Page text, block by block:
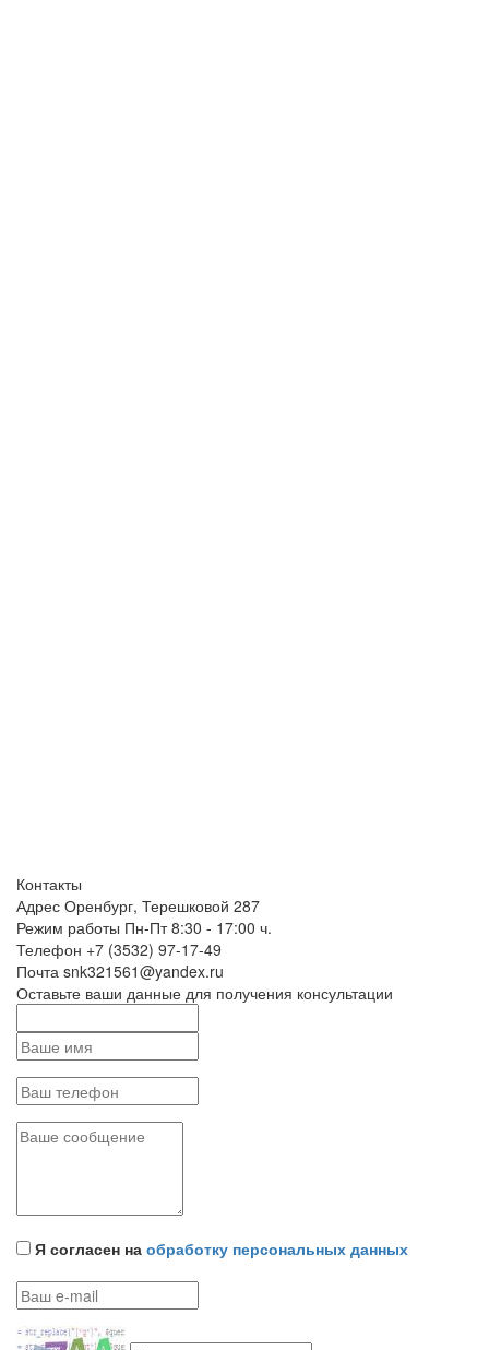
Контакты
Адрес Оренбург, Терешковой 287
Режим работы Пн-Пт 8:30 - 17:00 ч.
Телефон +7 (3532) 97-17-49
Почта snk321561@yandex.ru
Оставьте ваши данные для получения консультации
Я согласен на обработку персональных данных